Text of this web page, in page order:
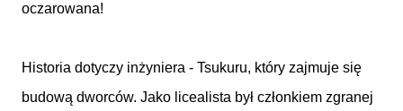
oczarowana!
Historia dotyczy inżyniera - Tsukuru, który zajmuje się
budową dworców. Jako licealista był członkiem zgranej